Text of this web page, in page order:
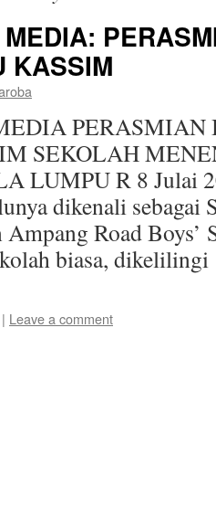
KASSIM
SEKOLAH
LUMPU R 8 Julai
dikenali sebagai
Road Boys’
biasa,
| Leave a comment